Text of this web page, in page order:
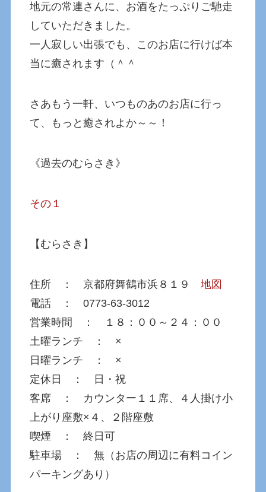
地元の常連さんに、お酒をたっぷりご馳走
していただきました。
一人寂しい出張でも、このお店に行けば本
当に癒されます（＾＾
さあもう一軒、いつものあのお店に行っ
て、もっと癒されよか～～！
《過去のむらさき》
その１
【むらさき】
住所 ： 京都府舞鶴市浜８１９地図
電話 ： 0773-63-3012
営業時間 ： １８：００～２４：００
土曜ランチ ： ×
日曜ランチ ： ×
定休日 ： 日・祝
客席 ： カウンター１１席、４人掛け小
上がり座敷×４、２階座敷
喫煙 ： 終日可
駐車場 ： 無（お店の周辺に有料コイン
パーキングあり）